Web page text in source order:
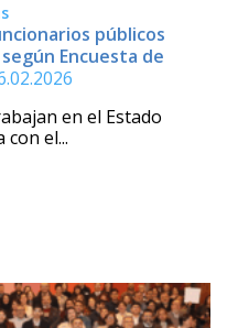
públicos
Encuesta de
en el Estado
el...